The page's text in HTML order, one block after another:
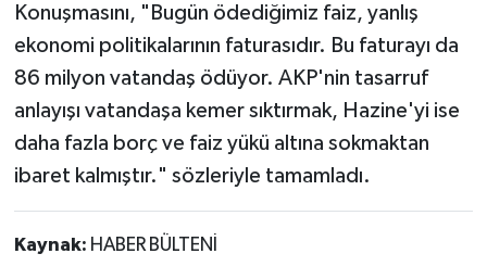
Konuşmasını, "Bugün ödediğimiz faiz, yanlış
ekonomi politikalarının faturasıdır. Bu faturayı da
86 milyon vatandaş ödüyor. AKP'nin tasarruf
anlayışı vatandaşa kemer sıktırmak, Hazine'yi ise
daha fazla borç ve faiz yükü altına sokmaktan
ibaret kalmıştır." sözleriyle tamamladı.
Kaynak: HABER BÜLTENİ